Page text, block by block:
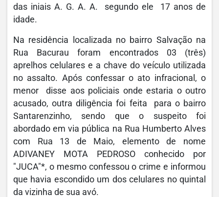
das iniais A. G. A. A. segundo ele 17 anos de
idade.
Na residência localizada no bairro Salvação na
Rua Bacurau foram encontrados 03 (três)
aprelhos celulares e a chave do veículo utilizada
no assalto. Após confessar o ato infracional, o
menor disse aos policiais onde estaria o outro
acusado, outra diligência foi feita para o bairro
Santarenzinho, sendo que o suspeito foi
abordado em via pública na Rua Humberto Alves
com Rua 13 de Maio, elemento de nome
ADIVANEY MOTA PEDROSO conhecido por
"JUCA"*, o mesmo confessou o crime e informou
que havia escondido um dos celulares no quintal
da vizinha de sua avó.